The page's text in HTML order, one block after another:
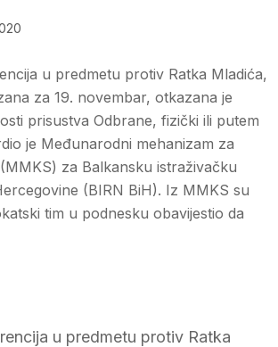
u predmetu protiv Ratka Mladića,
za 19. novembar, otkazana je
prisustva Odbrane, fizički ili putem
je Međunarodni mehanizam za
za Balkansku istraživačku
(BIRN BiH). Iz MMKS su
tim u podnesku obavijestio da
u predmetu protiv Ratka